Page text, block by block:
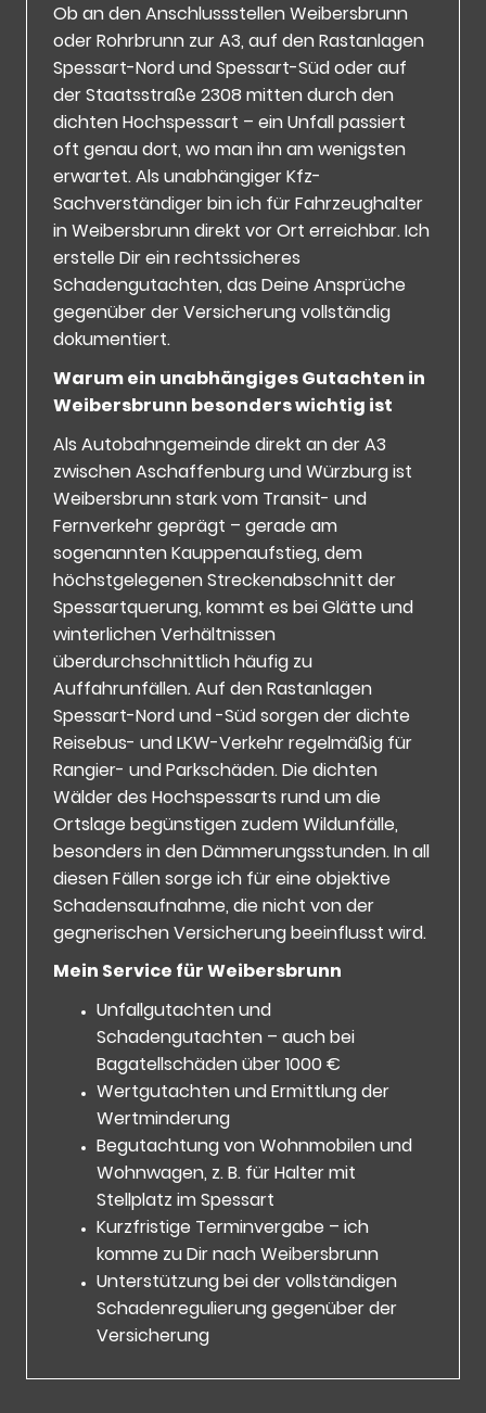
Ob an den Anschlussstellen Weibersbrunn
oder Rohrbrunn zur A3, auf den Rastanlagen
Spessart-Nord und Spessart-Süd oder auf
der Staatsstraße 2308 mitten durch den
dichten Hochspessart – ein Unfall passiert
oft genau dort, wo man ihn am wenigsten
erwartet. Als unabhängiger Kfz-
Sachverständiger bin ich für Fahrzeughalter
in Weibersbrunn direkt vor Ort erreichbar. Ich
erstelle Dir ein rechtssicheres
Schadengutachten, das Deine Ansprüche
gegenüber der Versicherung vollständig
dokumentiert.
Warum ein unabhängiges Gutachten in
Weibersbrunn besonders wichtig ist
Als Autobahngemeinde direkt an der A3
zwischen Aschaffenburg und Würzburg ist
Weibersbrunn stark vom Transit- und
Fernverkehr geprägt – gerade am
sogenannten Kauppenaufstieg, dem
höchstgelegenen Streckenabschnitt der
Spessartquerung, kommt es bei Glätte und
winterlichen Verhältnissen
überdurchschnittlich häufig zu
Auffahrunfällen. Auf den Rastanlagen
Spessart-Nord und -Süd sorgen der dichte
Reisebus- und LKW-Verkehr regelmäßig für
Rangier- und Parkschäden. Die dichten
Wälder des Hochspessarts rund um die
Ortslage begünstigen zudem Wildunfälle,
besonders in den Dämmerungsstunden. In all
diesen Fällen sorge ich für eine objektive
Schadensaufnahme, die nicht von der
gegnerischen Versicherung beeinflusst wird.
Mein Service für Weibersbrunn
Unfallgutachten und
Schadengutachten – auch bei
Bagatellschäden über 1000 €
Wertgutachten und Ermittlung der
Wertminderung
Begutachtung von Wohnmobilen und
Wohnwagen, z. B. für Halter mit
Stellplatz im Spessart
Kurzfristige Terminvergabe – ich
komme zu Dir nach Weibersbrunn
Unterstützung bei der vollständigen
Schadenregulierung gegenüber der
Versicherung